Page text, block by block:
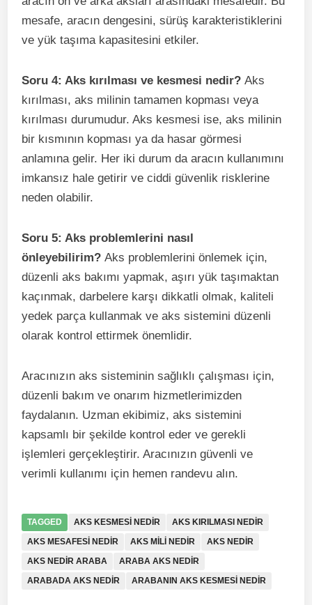
mesafe, aracın dengesini, sürüş karakteristiklerini
ve yük taşıma kapasitesini etkiler.
Soru 4: Aks kırılması ve kesmesi nedir? Aks
kırılması, aks milinin tamamen kopması veya
kırılması durumudur. Aks kesmesi ise, aks milinin
bir kısmının kopması ya da hasar görmesi
anlamına gelir. Her iki durum da aracın kullanımını
imkansız hale getirir ve ciddi güvenlik risklerine
neden olabilir.
Soru 5: Aks problemlerini nasıl
önleyebilirim? Aks problemlerini önlemek için,
düzenli aks bakımı yapmak, aşırı yük taşımaktan
kaçınmak, darbelere karşı dikkatli olmak, kaliteli
yedek parça kullanmak ve aks sistemini düzenli
olarak kontrol ettirmek önemlidir.
Aracınızın aks sisteminin sağlıklı çalışması için,
düzenli bakım ve onarım hizmetlerimizden
faydalanın. Uzman ekibimiz, aks sistemini
kapsamlı bir şekilde kontrol eder ve gerekli
işlemleri gerçekleştirir. Aracınızın güvenli ve
verimli kullanımı için hemen randevu alın.
TAGGED AKS KESMESI NEDIR
AKS KIRILMASI NEDIR
AKS MESAFESI NEDIR
AKS MILI NEDIR
AKS NEDIR
AKS NEDIR ARABA
ARABA AKS NEDIR
ARABADA AKS NEDIR
ARABANIN AKS KESMESI NEDIR